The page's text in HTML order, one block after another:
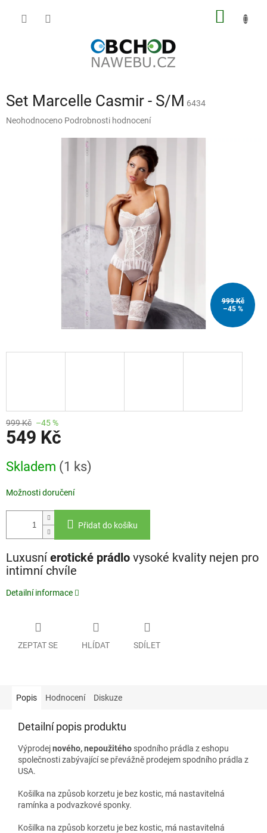
Set Marcelle Casmir - S/M 6434
Průměrné
Neohodnoceno Podrobnosti hodnocení
999 Kč
–45 %
999 Kč –45 %
549 Kč
cena:
Skladem (1 ks)
Možnosti doručení
Přidat do košíku
Luxusní erotické prádlo vysoké kvality nejen pro
intimní chvíle
Detailní informace
ZEPTAT SE HLÍDAT SDÍLET
Popis Hodnocení Diskuze
Detailní popis produktu
Výprodejnového, nepoužitého spodního prádla z eshopu
společnosti zabývající se převážně prodejem spodního prádla z
USA.
Košilka na způsob korzetu je bez kostic, má nastavitelná
ramínka a podvazkové sponky.
Košilka na způsob korzetu je bez kostic, má nastavitelná